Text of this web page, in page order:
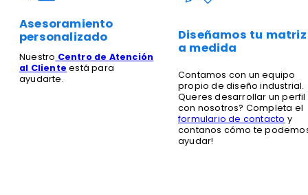
Asesoramiento
personalizado
Nuestro Centro de Atención
al Cliente está para
ayudarte.
Diseñamos tu matriz
a medida
Contamos con un equipo
propio de diseño industrial.
Queres desarrollar un perfil
con nosotros? Completa el
formulario de contacto y
contanos cómo te
ayudar!